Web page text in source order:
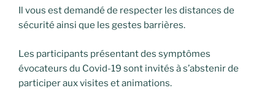
Il vous est demandé de respecter les distances de
sécurité ainsi que les gestes barrières.
Les participants présentant des symptômes
évocateurs du Covid-19 sont invités à s’abstenir de
participer aux visites et animations.